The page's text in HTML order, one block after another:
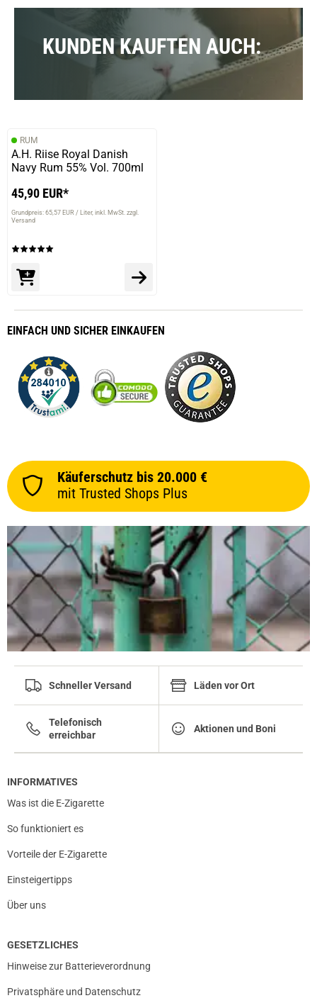
KUNDEN KAUFTEN AUCH:
RUM
A.H. Riise Royal Danish
Navy Rum 55% Vol. 700ml
45,90 EUR*
Grundpreis: 65,57 EUR / Liter inkl. MwSt. zzgl.
Versand
EINFACH UND SICHER EINKAUFEN
Käuferschutz bis 20.000 €
mit Trusted Shops Plus
Schneller Versand Läden vor Ort
Telefonisch
erreichbar
Aktionen und Boni
INFORMATIVES
Was ist die E-Zigarette
So funktioniert es
Vorteile der E-Zigarette
Einsteigertipps
Über uns
GESETZLICHES
Hinweise zur Batterieverordnung
Privatsphäre und Datenschutz